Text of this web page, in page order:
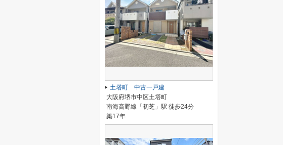
土塔町 中古一戸建
大阪府堺市中区土塔町
南海高野線「初芝」駅 徒歩24分
築17年